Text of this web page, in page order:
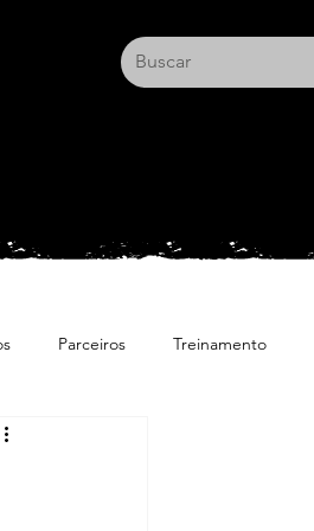
Parceiros Treinamento